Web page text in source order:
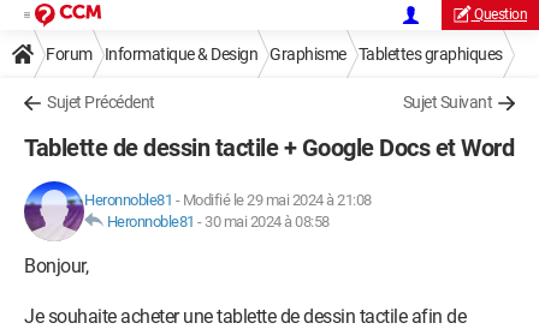
Question
Forum Informatique & Design Graphisme Tablettes graphiques
Sujet Précédent Sujet Suivant
Tablette de dessin tactile + Google Docs et Word
Heronnoble81 - Modifié le 29 mai 2024 à 21:08
Heronnoble81 - 30 mai 2024 à 08:58
Bonjour,
Je souhaite acheter une tablette de dessin tactile afin de